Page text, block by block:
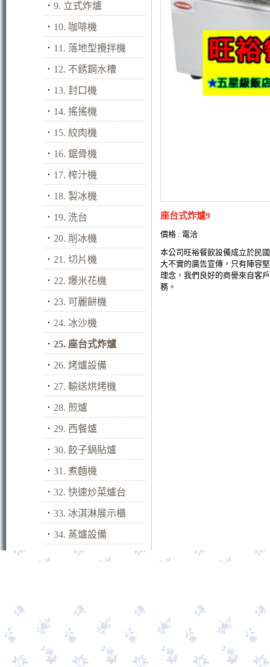
． 9. 立式炸爐
． 10. 咖啡機
． 11. 落地型攪拌機
． 12. 不銹鋼水槽
． 13. 封口機
． 14. 搖搖機
． 15. 絞肉機
． 16. 鋸骨機
． 17. 榨汁機
． 18. 製冰機
． 19. 洗台
． 20. 削冰機
． 21. 切片機
． 22. 爆米花機
． 23. 可麗餅機
． 24. 冰沙機
． 25. 座台式炸爐
． 26. 烤爐設備
． 27. 輸送烘烤機
． 28. 煎爐
． 29. 西餐爐
． 30. 餃子鍋貼爐
． 31. 煮麵機
． 32. 快速炒菜爐台
． 33. 冰淇淋展示櫃
． 34. 蒸爐設備
座台式炸爐9
價格 : 電洽
本公司旺裕餐飲設備成立於民
大不實的廣告宣傳，只有陣容
理念，我們良好的商譽來自客
務。